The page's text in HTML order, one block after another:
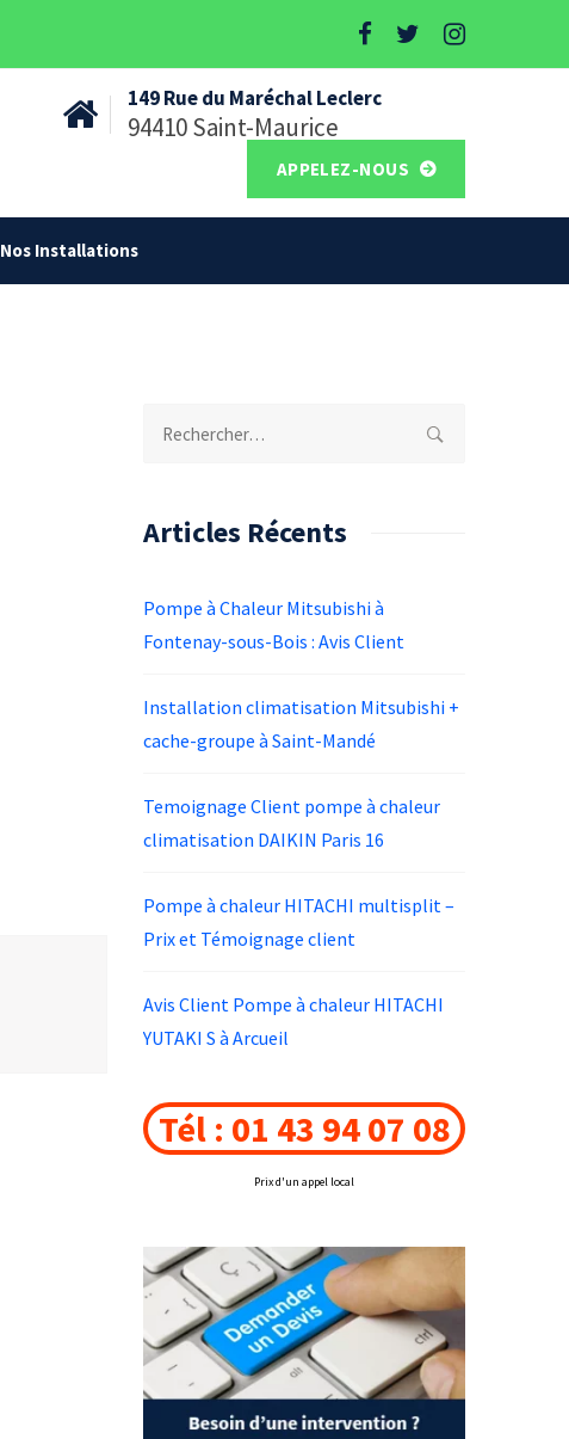
149 Rue du Maréchal Leclerc
94410 Saint-Maurice
APPELEZ-NOUS
Nos Installations
Rechercher :
Articles Récents
Pompe à Chaleur Mitsubishi à
Fontenay-sous-Bois : Avis Client
Installation climatisation Mitsubishi +
cache-groupe à Saint-Mandé
Temoignage Client pompe à chaleur
climatisation DAIKIN Paris 16
Pompe à chaleur HITACHI multisplit –
Prix et Témoignage client
Avis Client Pompe à chaleur HITACHI
YUTAKI S à Arcueil
Tél : 01 43 94 07 08
Prix d'un appel local